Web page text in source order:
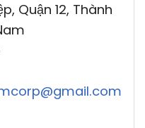
Quận 12, Thành